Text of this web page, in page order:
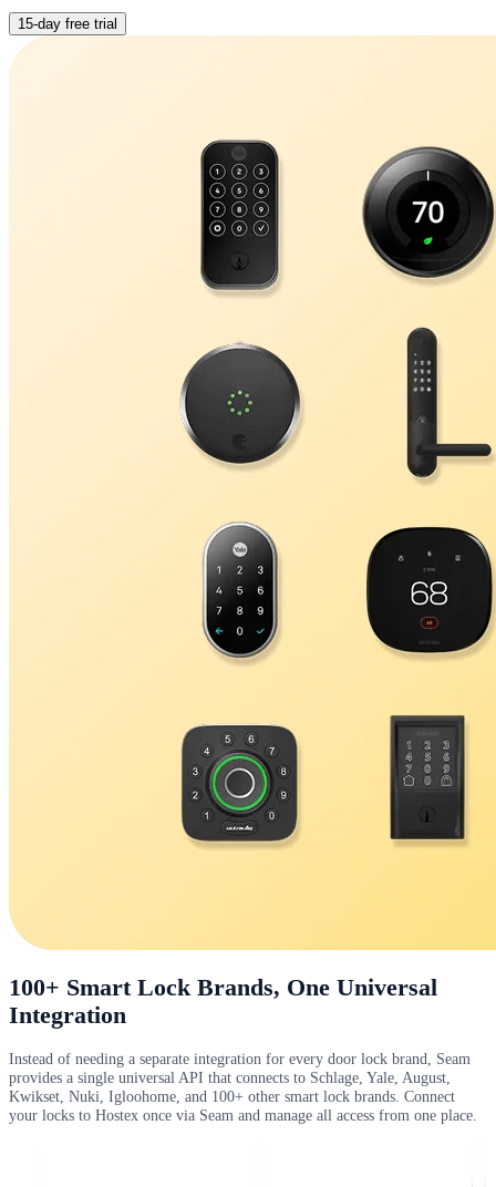
15-day free trial
100+ Smart Lock Brands, One Universal
Integration
Instead of needing a separate integration for every door lock brand, Seam
provides a single universal API that connects to Schlage, Yale, August,
Kwikset, Nuki, Igloohome, and 100+ other smart lock brands. Connect
your locks to Hostex once via Seam and manage all access from one place.